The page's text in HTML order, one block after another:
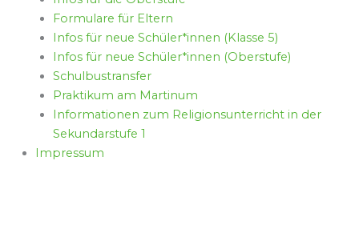
Formulare für Eltern
Infos für neue Schüler*innen (Klasse 5)
Infos für neue Schüler*innen (Oberstufe)
Schulbustransfer
Praktikum am Martinum
Informationen zum Religionsunterricht in der
Sekundarstufe 1
Impressum